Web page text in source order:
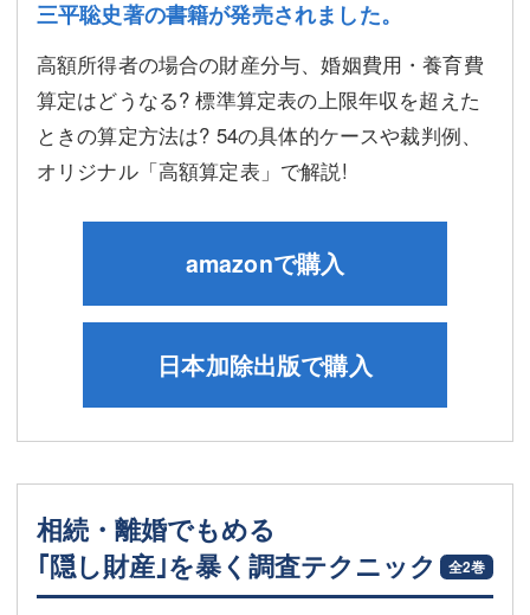
三平聡史著の書籍が発売されました。
高額所得者の場合の財産分与、婚姻費用・養育費
算定はどうなる? 標準算定表の上限年収を超えた
ときの算定方法は? 54の具体的ケースや裁判例、
オリジナル「高額算定表」で解説!
日本加除出版で購入
amazonで購入
相続・離婚でもめる
｢隠し財産｣を暴く調査テクニック
全2巻